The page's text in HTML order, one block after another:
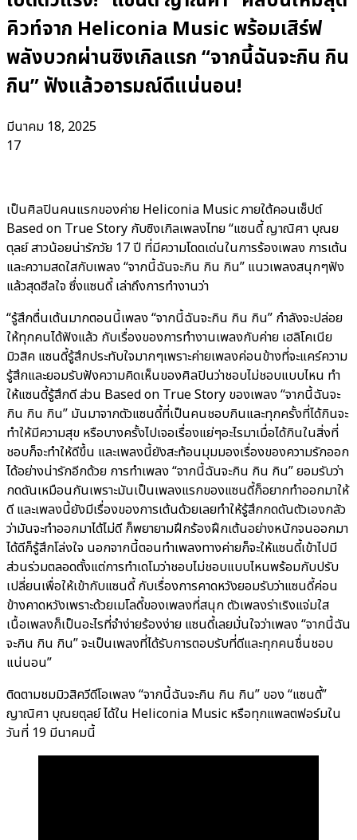
คิวท์จาก Heliconia Music พร้อมเสิร์ฟ
พลังบวกผ่านซิงเกิลแรก “จากนี้ฉันจะกิน กิน
กิน” ฟังแล้วอารมณ์ดีแน่นอน!
มีนาคม 18, 2025
17
เป็นศิลปินคนแรกของค่าย Heliconia Music ภายใต้คอนเซ็ปต์
Based on True Story กับซิงเกิลเพลงไทย “แซนดี้ ญาณิศา บุณย
ตุลย์ สาวน้อยน่ารักวัย 17 ปี ที่มีความโดดเด่นในการร้องเพลง การเต้น
และความสดใสกับเพลง “จากนี้ฉันจะกิน กิน กิน” แนวเพลงสนุกๆฟัง
แล้วสุดฮีลใจ ซึ่งแซนดี้ เล่าถึงการทำงานว่า
“รู้สึกตื่นเต้นมากตอนนี้เพลง “จากนี้ฉันจะกิน กิน กิน” กำลังจะปล่อย
ให้ทุกคนได้ฟังแล้ว กับเรื่องของการทำงานเพลงกับค่าย เฮลิโคเนีย
มิวสิค แซนดี้รู้สึกประทับใจมากๆเพราะค่ายเพลงค่อนข้างที่จะแคร์ความ
รู้สึกและยอมรับฟังความคิดเห็นของศิลปินว่าชอบไม่ชอบแบบไหน ทำ
ให้แซนดี้รู้สึกดี ส่วน Based on True Story ของเพลง “จากนี้ฉันจะ
กิน กิน กิน” มันมาจากตัวแซนดี้ที่เป็นคนชอบกินและทุกครั้งที่ได้กินจะ
ทำให้มีความสุข หรือบางครั้งไปเจอเรื่องแย่ๆอะไรมาเมื่อได้กินในสิ่งที่
ชอบก็จะทำให้ดีขึ้น และเพลงนี้ยังสะท้อนมุมมองเรื่องของความรักออก
ได้อย่างน่ารักอีกด้วย การทำเพลง “จากนี้ฉันจะกิน กิน กิน” ยอมรับว่า
กดดันเหมือนกันเพราะมันเป็นเพลงแรกของแซนดี้ก็อยากทำออกมาให้
ดี และเพลงนี้ยังมีเรื่องของการเต้นด้วยเลยทำให้รู้สึกกดดันตัวเองกลัว
ว่ามันจะทำออกมาได้ไม่ดี ก็พยายามฝึกร้องฝึกเต้นอย่างหนักจนออกมา
ได้ดีก็รู้สึกโล่งใจ นอกจากนี้ตอนทำเพลงทางค่ายก็จะให้แซนดี้เข้าไปมี
ส่วนร่วมตลอดตั้งแต่การทำเดโมว่าชอบไม่ชอบแบบไหนพร้อมกับปรับ
เปลี่ยนเพื่อให้เข้ากับแซนดี้ กับเรื่องการคาดหวังยอมรับว่าแซนดี้ค่อน
ข้างคาดหวังเพราะด้วยเมโลดี้ของเพลงที่สนุก ตัวเพลงร่าเริงแจ่มใส
เนื้อเพลงก็เป็นอะไรที่จำง่ายร้องง่าย แซนดี้เลยมั่นใจว่าเพลง “จากนี้ฉัน
จะกิน กิน กิน” จะเป็นเพลงที่ได้รับการตอบรับที่ดีและทุกคนชื่นชอบ
แน่นอน”
ติดตามชมมิวสิควีดีโอเพลง “จากนี้ฉันจะกิน กิน กิน” ของ “แซนดี้”
ญาณิศา บุณยตุลย์ ได้ใน Heliconia Music หรือทุกแพลตฟอร์มใน
วันที่ 19 มีนาคมนี้